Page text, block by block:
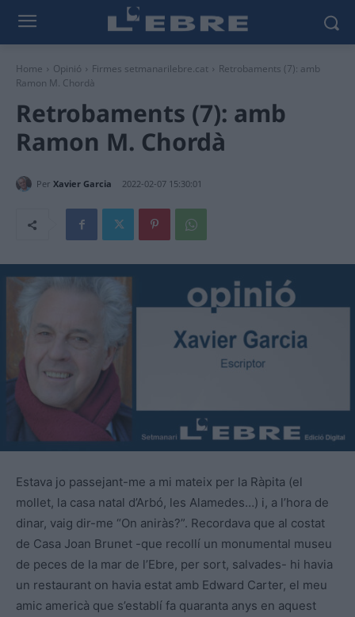
Home Opinió Firmes setmanarilebre.cat
Retrobaments (7): amb
Ramon M. Chordà
Retrobaments (7): amb
Ramon M. Chordà
Per Xavier Garcia 2022-02-07 15:30:01
Estava jo passejant-me a mi mateix per la Ràpita (el
mollet, la casa natal d’Arbó, les Alamedes…) i, a l’hora de
dinar, vaig dir-me “On aniràs?”. Recordava que al costat
de Casa Joan Brunet -que recollí un monumental museu
de peces de la mar de l’Ebre, per sort, salvades- hi havia
un restaurant on havia estat amb Edward Carter, el meu
amic americà que s’establí fa quaranta anys en aquest